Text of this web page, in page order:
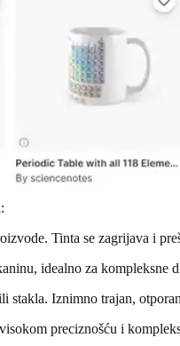
Tinta se zagrijava i
idealno za kompleksne
stakla. Iznimno trajan,
preciznošću i